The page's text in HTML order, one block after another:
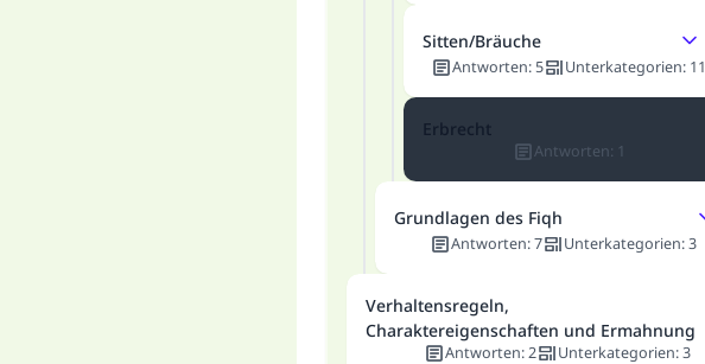
Sitten/Bräuche
Antworten:5 Unterkategorien: 11
Erbrecht
Antworten: 1
Grundlagen des Fiqh
Antworten:7 Unterkategorien: 3
Verhaltensregeln,
Charaktereigenschaften und Ermahnung
Antworten:2 Unterkategorien: 3